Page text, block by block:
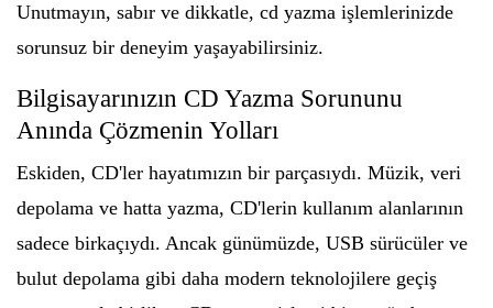
Unutmayın, sabır ve dikkatle, cd yazma işlemlerinizde
sorunsuz bir deneyim yaşayabilirsiniz.
Bilgisayarınızın CD Yazma Sorununu
Anında Çözmenin Yolları
Eskiden, CD'ler hayatımızın bir parçasıydı. Müzik, veri
depolama ve hatta yazma, CD'lerin kullanım alanlarının
sadece birkaçıydı. Ancak günümüzde, USB sürücüler ve
bulut depolama gibi daha modern teknolojilere geçiş